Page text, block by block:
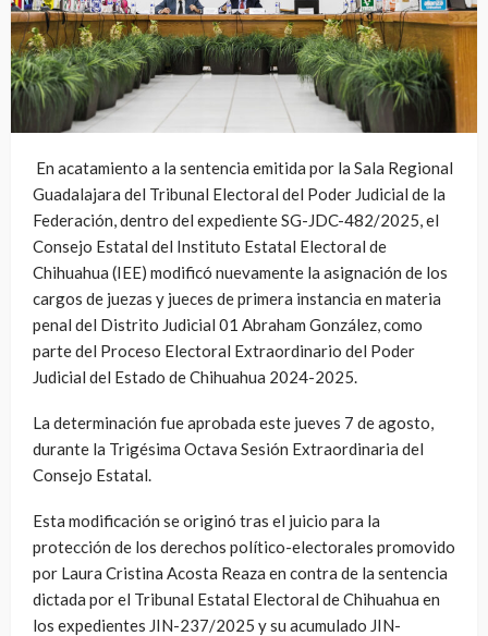
En acatamiento a la sentencia emitida por la Sala Regional
Guadalajara del Tribunal Electoral del Poder Judicial de la
Federación, dentro del expediente SG-JDC-482/2025, el
Consejo Estatal del Instituto Estatal Electoral de
Chihuahua (IEE) modificó nuevamente la asignación de los
cargos de juezas y jueces de primera instancia en materia
penal del Distrito Judicial 01 Abraham González, como
parte del Proceso Electoral Extraordinario del Poder
Judicial del Estado de Chihuahua 2024-2025.
La determinación fue aprobada este jueves 7 de agosto,
durante la Trigésima Octava Sesión Extraordinaria del
Consejo Estatal.
Esta modificación se originó tras el juicio para la
protección de los derechos político-electorales promovido
por Laura Cristina Acosta Reaza en contra de la sentencia
dictada por el Tribunal Estatal Electoral de Chihuahua en
los expedientes JIN-237/2025 y su acumulado JIN-